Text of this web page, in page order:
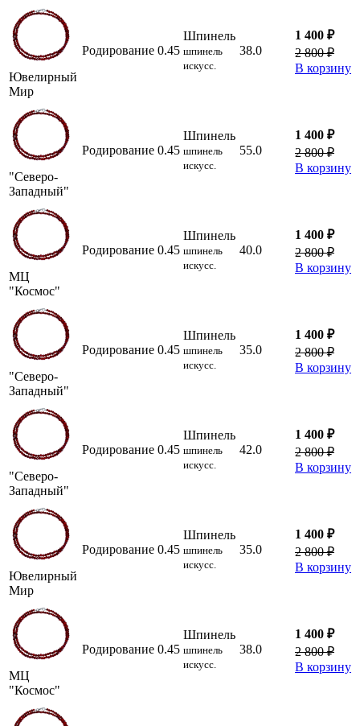
Ювелирный
Мир
Родирование 0.45
Шпинель
шпинель
искусс.
38.0
1 400 ₽
2 800 ₽
В корзину
"Северо-
Западный"
Родирование 0.45
Шпинель
шпинель
искусс.
55.0
1 400 ₽
2 800 ₽
В корзину
МЦ
"Космос"
Родирование 0.45
Шпинель
шпинель
искусс.
40.0
1 400 ₽
2 800 ₽
В корзину
"Северо-
Западный"
Родирование 0.45
Шпинель
шпинель
искусс.
35.0
1 400 ₽
2 800 ₽
В корзину
"Северо-
Западный"
Родирование 0.45
Шпинель
шпинель
искусс.
42.0
1 400 ₽
2 800 ₽
В корзину
Ювелирный
Мир
Родирование 0.45
Шпинель
шпинель
искусс.
35.0
1 400 ₽
2 800 ₽
В корзину
МЦ
"Космос"
Родирование 0.45
Шпинель
шпинель
искусс.
38.0
1 400 ₽
2 800 ₽
В корзину